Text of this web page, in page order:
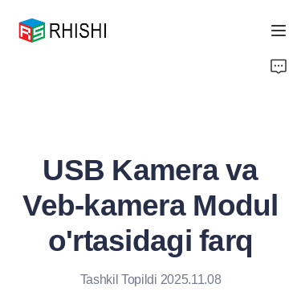
USB Kamera va
Veb-kamera Modul
o'rtasidagi farq
Tashkil Topildi 2025.11.08
About Us
News
Support